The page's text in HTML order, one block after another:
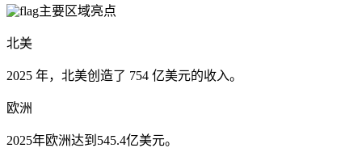
主要区域亮点
北美
2025 年，北美创造了 754 亿美元的收入。
欧洲
2025年欧洲达到545.4亿美元。